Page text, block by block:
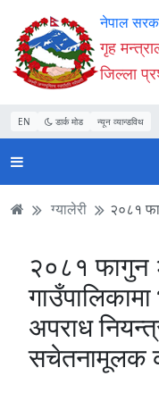
Accessibility
Mode
सुरु
गर्नुहोस्
सामाग्री
पढ्नुहाेस्
नेभिगेसन
पढ्नुहाेस्
वेबसाइट
खोजमा
जानुहोस्
नेपाल
गृह
जिल्ला
EN डार्क मोड न्यून व्यान्डविथ
ग्यालेरी २०८१
२०८१ फागुन
अपराध
सचेतनामूलक